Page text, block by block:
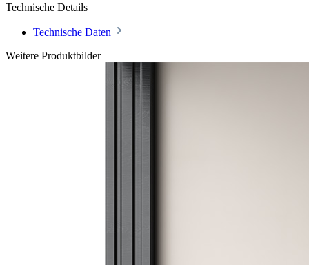
Technische Details
Technische Daten
Weitere Produktbilder